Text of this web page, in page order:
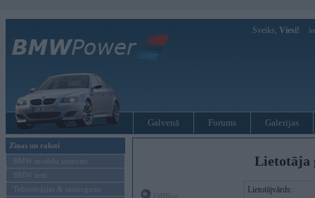
Sveiks, Viesi!
Galvenā Forums Galerijas
Ziņas un raksti
BMW modeļu jaunumi
BMW testi
Tehnoloģijas & sasniegumi
Lietotāja
Lietotājvārds: